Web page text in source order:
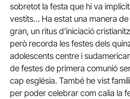
sobretot la festa que hi va
vestits… Ha estat una manera
gran, un ritus d’iniciació
però recorda les festes dels
adolescents centre i
de festes de primera comunió
cap església. També he vist
per poder celebrar com calia la